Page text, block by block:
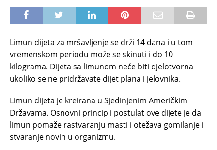
Limun dijeta za mršavljenje se drži 14 dana i u tom
vremenskom periodu može se skinuti i do 10
kilograma. Dijeta sa limunom neće biti djelotvorna
ukoliko se ne pridržavate dijet plana i jelovnika.
Limun dijeta je kreirana u Sjedinjenim Američkim
Državama. Osnovni princip i postulat ove dijete je da
limun pomaže rastvaranju masti i otežava gomilanje i
stvaranje novih u organizmu.